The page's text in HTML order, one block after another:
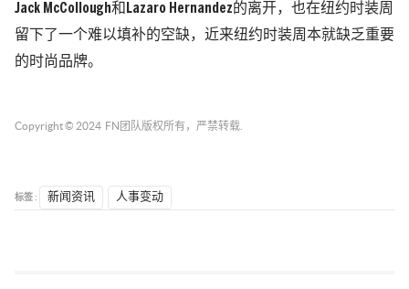
Jack McCollough和Lazaro Hernandez的离开，也在纽约时装周
留下了一个难以填补的空缺，近来纽约时装周本就缺乏重要
的时尚品牌。
Copyright © 2024 FN团队 版权所有，严禁转载.
标签 : 新闻资讯 人事变动